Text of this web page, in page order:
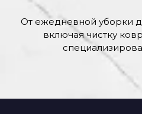
От ежедневной уборки
включая чистку